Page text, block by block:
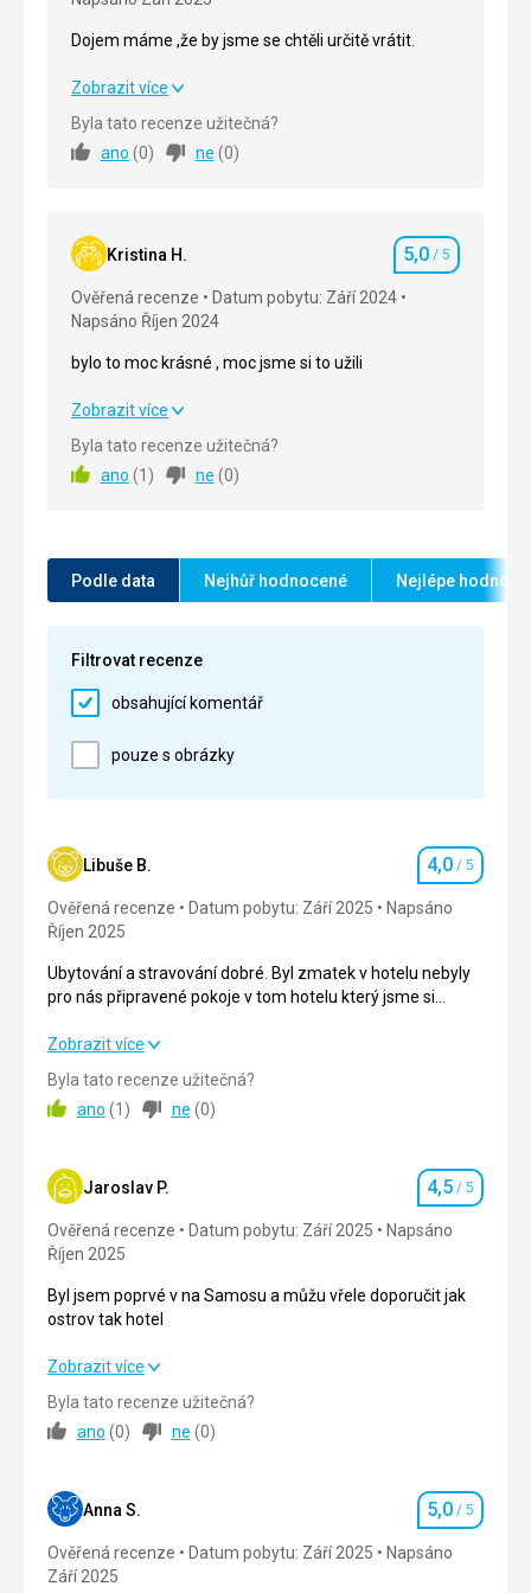
Dojem máme ,že by jsme se chtěli určitě vrátit.
Dojem máme ,že by jsme se chtěli určitě vrátit.
Strava
Služby 5,0/ 5
Cena
Ubytování bylo skvělé, hotel má 4☆, ale podle mého
splňuje víc.
Zobrazit více
Byla tato recenze užitečná?
ano (0) ne (0)
Kristina H. Hodnocení
5,0 / 5
Ověřená recenze
Datum pobytu: Září 2024
Napsáno Říjen 2024
bylo to moc krásné , moc jsme si to užili
bylo to moc krásné , moc jsme si to užili
Strava
Služby 5,0/ 5
Pláž
pláž kousek od hotelu , krásná čistá i s obluhou
Ubytování
hotel je celkově moc hezký , pokoje dostazečně
vybavené
Služby
vstřícné
Zobrazit více
Byla tato recenze užitečná?
ano (1 ) ne (0)
Podle data Nejhůř hodnocené Nejlépe
Filtrovat recenze
obsahující komentář
pouze s obrázky
Libuše B. Hodnocení
4,0 / 5
Ověřená recenze Datum pobytu: Září 2025
Napsáno
Říjen 2025
Ubytování a stravování dobré. Byl zmatek v hotelu nebyly
pro nás připravené pokoje v tom hotelu který jsme si
místo 4 pokojů byly jenom 2.
Asi bych doporučila vyměnit delegátku.
Ubytování a stravování dobré. Byl zmatek v hotelu nebyly
pro nás připravené pokoje v tom hotelu který jsme si
objednali. Cestovalo nás 8.Pokoje byli jenom pro 6 lidí
místo 4 pokojů byly jenom 2.
Strava 4,0/ 5
Ubytování 4,0
Služby
Cena
Ubytování
Ubytování dobré.
Zobrazit více
Byla tato recenze užitečná?
ano (1 ) ne (0)
Jaroslav P. Hodnocení
4,5 / 5
Ověřená recenze Datum pobytu: Září 2025
Napsáno
Říjen 2025
Byl jsem poprvé v na Samosu a můžu vřele doporučit jak
ostrov tak hotel
Byl jsem poprvé v na Samosu a můžu vřele doporučit jak
ostrov tak hotel
Strava
Okolí 4,0/ 5
Služby
Zobrazit více
Byla tato recenze užitečná?
ano (0) ne (0)
Anna S. Hodnocení
5,0 / 5
Ověřená recenze Datum pobytu: Září 2025
Napsáno
Září 2025